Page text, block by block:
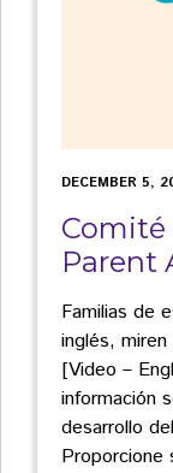
DECEMBER 5,
Comité
Parent
Familias de
inglés,
[Video –
información
desarrollo
Proporcione